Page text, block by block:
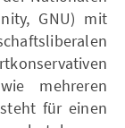
GNU) mit
mehreren
für einen